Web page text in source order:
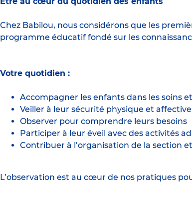
Chez Babilou, nous considérons que les
programme éducatif fondé sur les
Votre quotidien :
Accompagner les enfants dans les soins
Veiller à leur sécurité physique et affective
Observer pour comprendre leurs besoins
Participer à leur éveil avec des activités
Contribuer à l’organisation de la section
L’observation est au cœur de nos pratiques